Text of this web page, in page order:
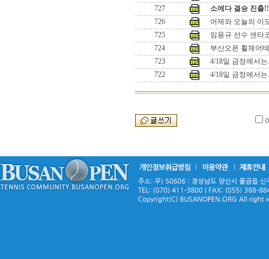
727
소에다 결승 진출
726
어제와 오늘의 이
725
임용규 선수 센타
724
부산오픈 휠체어
723
4/18일 금정에서는
722
4/18일 금정에서는